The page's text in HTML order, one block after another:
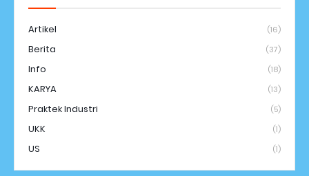
Artikel (16)
Berita (37)
Info (18)
KARYA (13)
Praktek Industri (5)
UKK (1)
US (1)